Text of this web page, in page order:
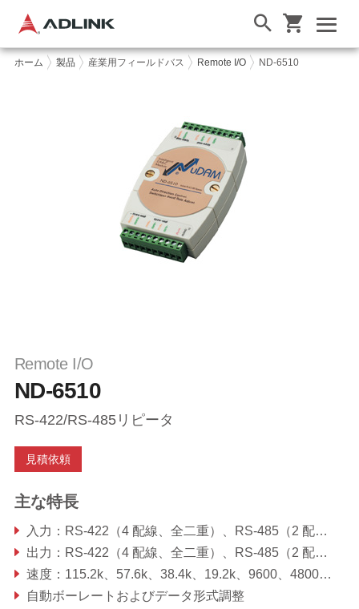
ホーム 製品 産業用フィールドバス Remote I/O ND-6510
Remote I/O
ND-6510
RS-422/RS-485リピータ
見積依頼
主な特長
入力：RS-422（4 配線、全二重）、RS-485（2 配線、半二重）プロトコル
出力：RS-422（4 配線、全二重）、RS-485（2 配線、半二重）プロトコル
速度：115.2k、57.6k、38.4k、19.2k、9600、4800、2400、1200、600、300
自動ボーレートおよびデータ形式調整